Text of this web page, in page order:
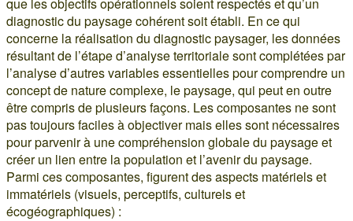
diagnostic du paysage cohérent soit établi. En ce qui
concerne la réalisation du diagnostic paysager, les données
résultant de l’étape d’analyse territoriale sont complétées par
l’analyse d’autres variables essentielles pour comprendre un
concept de nature complexe, le paysage, qui peut en outre
être compris de plusieurs façons. Les composantes ne sont
pas toujours faciles à objectiver mais elles sont nécessaires
pour parvenir à une compréhension globale du paysage et
créer un lien entre la population et l’avenir du paysage.
Parmi ces composantes, figurent des aspects matériels et
immatériels (visuels, perceptifs, culturels et
écogéographiques) :